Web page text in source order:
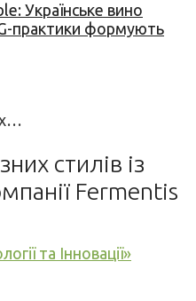
Українське вино
практики формують
стилів із
Fermentis
та Інновації»